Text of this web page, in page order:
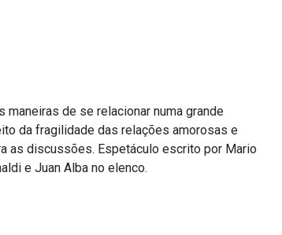
de se relacionar numa grande
da fragilidade das relações amorosas e
as discussões. Espetáculo escrito por Mario
e Juan Alba no elenco.